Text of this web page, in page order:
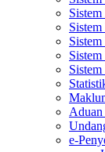
Aduan
e-